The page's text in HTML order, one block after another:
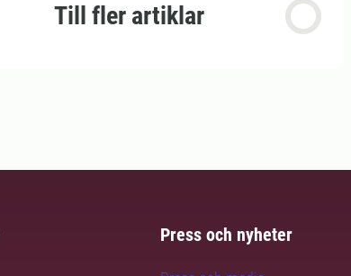
Till fler artiklar
Press och nyheter